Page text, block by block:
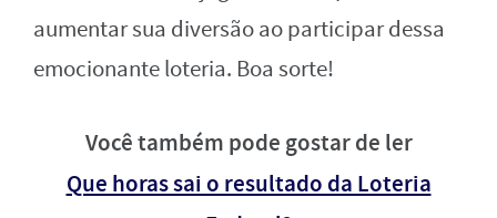
aumentar sua diversão ao participar dessa
emocionante loteria. Boa sorte!
Você também pode gostar de ler
Que horas sai o resultado da Loteria